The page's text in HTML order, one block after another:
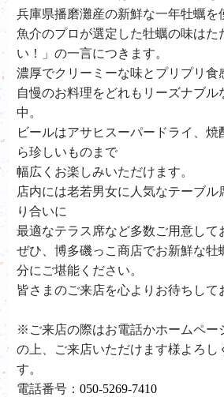
兵庫県播磨灘産の新鮮な一年牡蠣を
魚介のプロが選定した牡蠣の味はた
い！」の一言につきます。
濃厚でクリーミーな味とプリプリ食
自慢のお料理をどれもリーズナブル
中。
ビールはアサヒスーパードライ、焼
ら珍しいものまで
幅広くお楽しみいただけます。
店内には老若男女に人気なテーブル
り合いに
最適なテラス席など多数ご用意して
ぜひ、博多磯っこ商店でお新鮮な牡
分にご堪能ください。
皆さまのご来店を心よりお待ちして
※ご来店の際はお電話かホームペー
の上、ご来店いただけます様よろし
す。
電話番号：050-5269-7410